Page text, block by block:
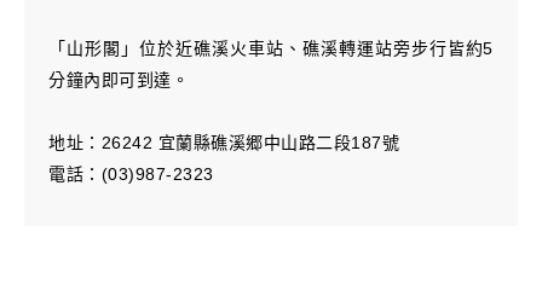
「山形閣」位於近礁溪火車站、礁溪轉運站旁步行皆約5
分鐘內即可到達。
地址：26242 宜蘭縣礁溪郷中山路二段187號
電話：(03)987-2323